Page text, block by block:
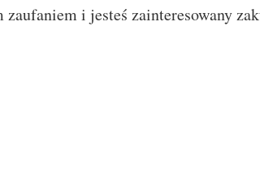
zaufaniem i jesteś zainteresowany